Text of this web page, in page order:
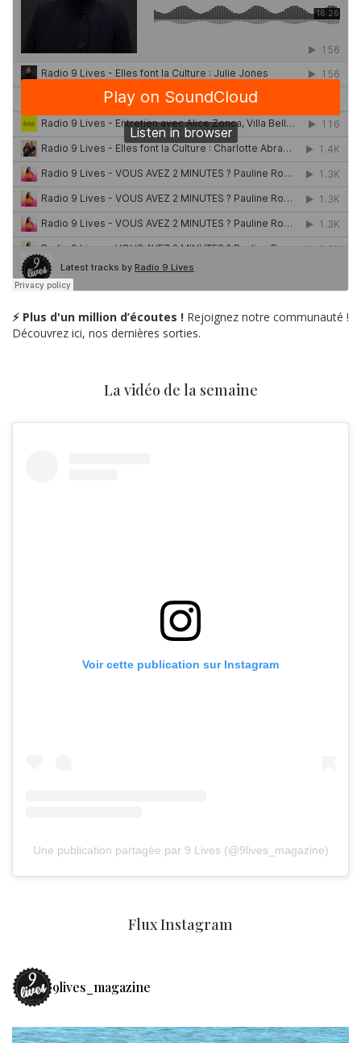
⚡ Plus d'un million d’écoutes ! Rejoignez notre communauté !
Découvrez ici, nos dernières sorties.
La vidéo de la semaine
Voir cette publication sur Instagram
Une publication partagée par 9 Lives (@9lives_magazine)
Flux Instagram
9lives_magazine